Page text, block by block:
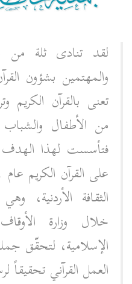
لقد تنادى ثلة من
والمهتمين بشؤون
تعنى بالقرآن الكريم
من الأطفال
فتأسست لهذا الهدف
الثقافة الأردنية،
خلال وزارة
الإسلامية، لتحقّق
العمل القرآني تحقيقاً